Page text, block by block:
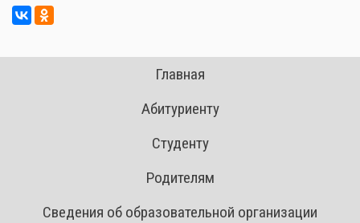
Главная
Абитуриенту
Студенту
Родителям
Сведения об образовательной организации